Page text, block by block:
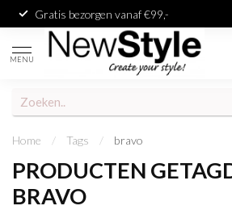
Gratis bezorgen vanaf €99,-
MENU
Home / Tags / bravo
PRODUCTEN
BRAVO